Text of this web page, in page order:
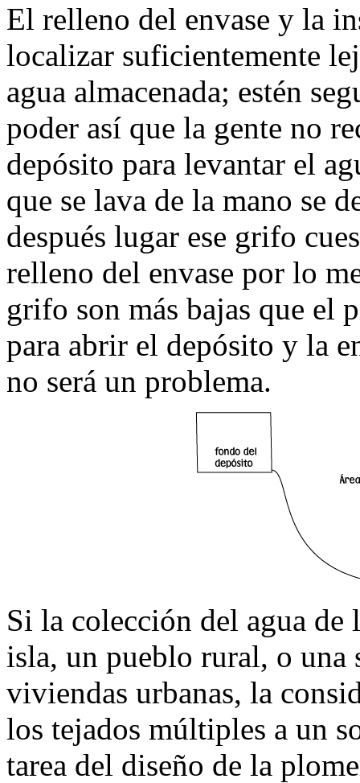
El relleno del envase y la
localizar suficientemente
agua almacenada; estén
poder así que la gente no
depósito para levantar el
que se lava de la mano se
después lugar ese grifo
relleno del envase por lo
grifo son más bajas que el
para abrir el depósito y la
no será un problema.
Si la colección del agua
isla, un pueblo rural, o una
viviendas urbanas, la
los tejados múltiples a un
tarea del diseño de la